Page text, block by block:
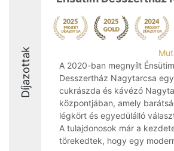
Díjazottak
A 2020-ban megnyílt Énsütim
Desszertház Nagytarcsa
cukrászda és kávézó
központjában, amely
légkört és egyedülálló
A tulajdonosok már a
törekedtek, hogy egy